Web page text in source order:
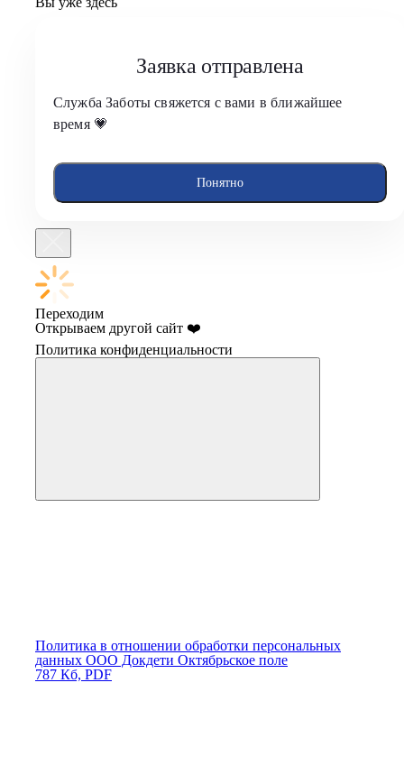
Заявка отправлена
Служба Заботы свяжется с вами в ближайшее
время 💗
Понятно
Переходим
Открываем другой сайт ❤️
Политика конфиденциальности
Политика в отношении обработки персональных
данных ООО Докдети Октябрьское поле
787 Кб, PDF